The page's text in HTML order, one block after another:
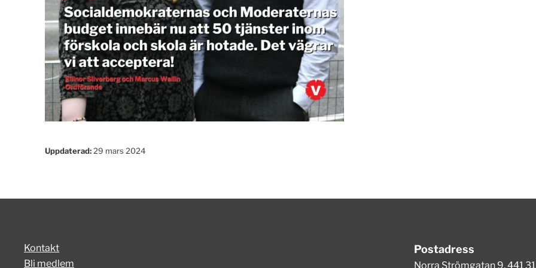
Uppdaterad:29 mars 2024
Kontakt
Bli medlem
Postadress
Norra Strömgatan 9, 441